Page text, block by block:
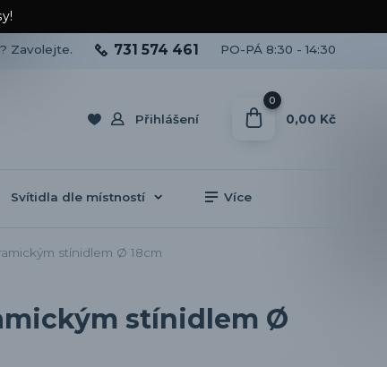
Přihlášení
Zavolejte. 731 574 461 PO-PÁ 8:30 - 14:30
0
0,00 Kč
Svítidla dle místností Více
stínidlem Ø 18cm
stínidlem Ø